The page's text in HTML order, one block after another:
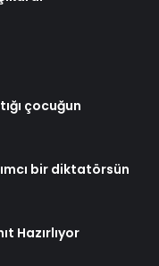
çocuğun
bir diktatörsün
Hazırlıyor